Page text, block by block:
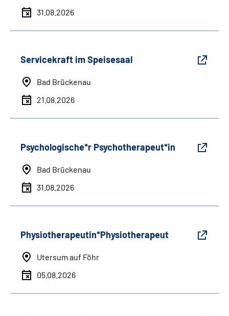
31.08.2026
Servicekraft im Speisesaal
Bad Brückenau
21.08.2026
Psychologische*r Psychotherapeut*in
Bad Brückenau
31.08.2026
Physiotherapeutin*Physiotherapeut
Utersum auf Föhr
05.08.2026